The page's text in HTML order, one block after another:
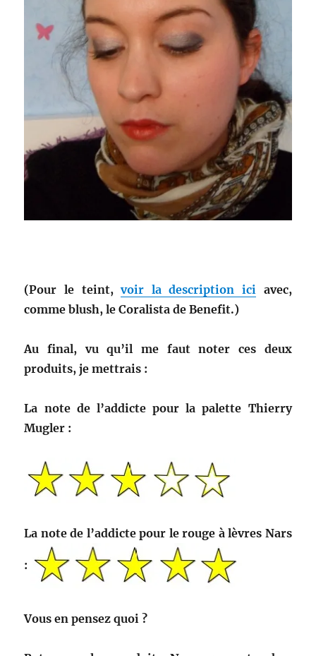
(Pour le teint,voir la description ici avec,
comme blush, le Coralista de Benefit.)
Au final, vu qu’il me faut noter ces deux
produits, je mettrais :
La note de l’addicte pour la palette Thierry
Mugler :
La note de l’addicte pour le rouge à lèvres Nars
:
Vous en pensez quoi ?